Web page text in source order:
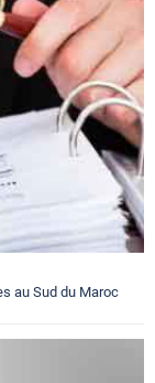
au Sud du Maroc